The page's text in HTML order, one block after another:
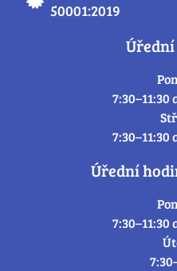
50001:2019
7:30–11:30
7:30–11:30
Úřední
7:30–11:30